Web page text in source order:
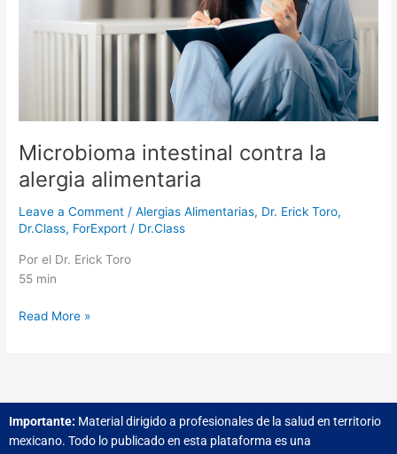
Microbioma intestinal contra la
alergia alimentaria
Leave a Comment /Alergias Alimentarias, Dr. Erick Toro,
Dr.Class, ForExport / Dr.Class
Por el Dr. Erick Toro
55 min
Read More »
Importante: Material dirigido a profesionales de la salud en territorio
mexicano. Todo lo publicado en esta plataforma es una